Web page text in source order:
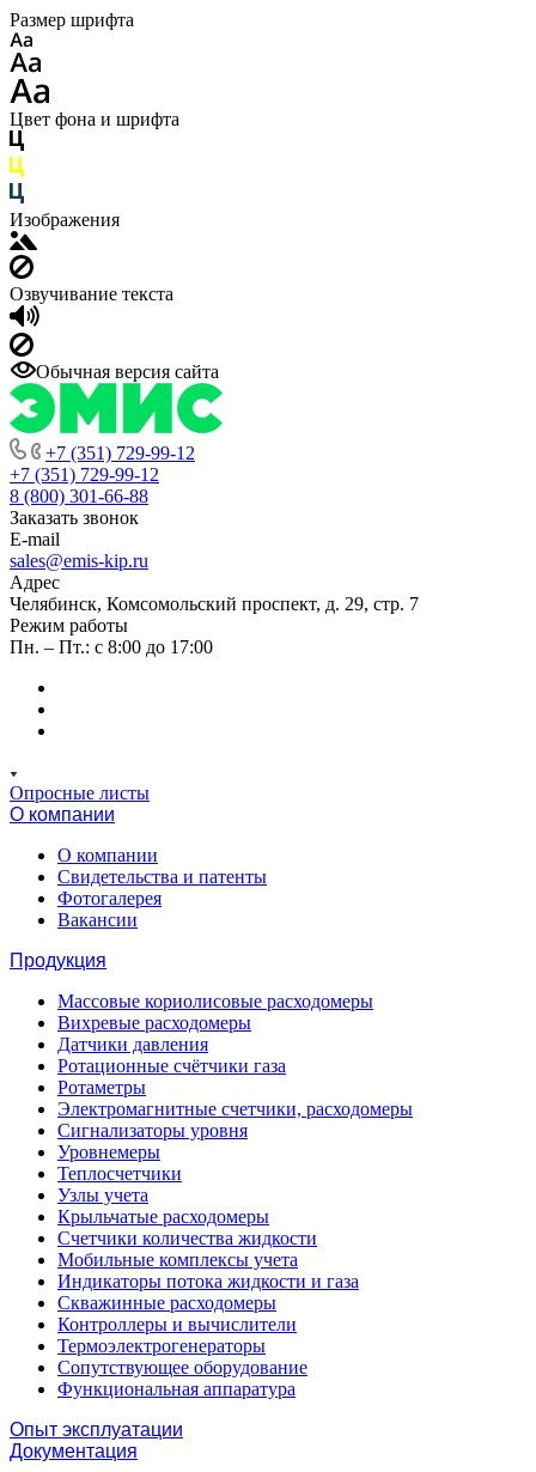
Размер шрифта
Цвет фона и шрифта
Изображения
Озвучивание текста
Обычная версия сайта
+7 (351) 729-99-12
+7 (351) 729-99-12
8 (800) 301-66-88
Заказать звонок
E-mail
sales@emis-kip.ru
Адрес
Челябинск, Комсомольский проспект, д. 29, стр. 7
Режим работы
Пн. – Пт.: с 8:00 до 17:00
Опросные листы
О компании
О компании
Свидетельства и патенты
Фотогалерея
Вакансии
Продукция
Массовые кориолисовые расходомеры
Вихревые расходомеры
Датчики давления
Ротационные счётчики газа
Ротаметры
Электромагнитные счетчики, расходомеры
Сигнализаторы уровня
Уровнемеры
Теплосчетчики
Узлы учета
Крыльчатые расходомеры
Счетчики количества жидкости
Мобильные комплексы учета
Индикаторы потока жидкости и газа
Скважинные расходомеры
Контроллеры и вычислители
Термоэлектрогенераторы
Сопутствующее оборудование
Функциональная аппаратура
Опыт эксплуатации
Документация